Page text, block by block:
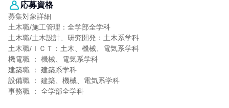
応募資格
募集対象詳細
土木職/施工管理：全学部全学科
土木職/土木設計、研究開発：土木系学科
土木職/ＩＣＴ：土木、機械、電気系学科
機電職 ： 機械、電気系学科
建築職 ： 建築系学科
設備職 ： 建築、機械、電気系学科
事務職 ： 全学部全学科